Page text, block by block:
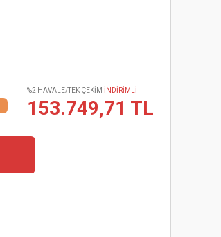
%2 HAVALE/TEK ÇEKİM İNDİRİMLİ
153.749,71 TL